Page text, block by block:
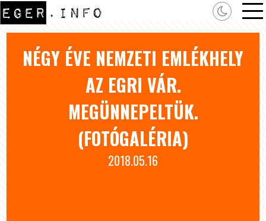
NÉGY ÉVE NEMZETI EMLÉKHELY
AZ EGRI VÁR.
MEGÜNNEPELTÜK.
(FOTÓGALÉRIA)
2018.05.16